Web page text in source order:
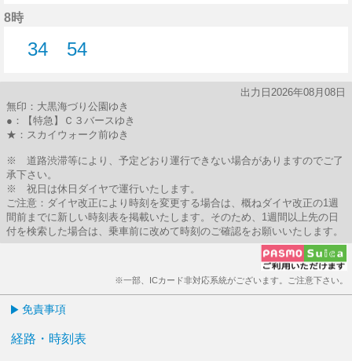
8時
34
54
出力日2026年08月08日
無印：大黒海づり公園ゆき
●：【特急】Ｃ３バースゆき
★：スカイウォーク前ゆき
※ 道路渋滞等により、予定どおり運行できない場合がありますのでご了
承下さい。
※ 祝日は休日ダイヤで運行いたします。
ご注意：ダイヤ改正により時刻を変更する場合は、概ねダイヤ改正の1週
間前までに新しい時刻表を掲載いたします。そのため、1週間以上先の日
付を検索した場合は、乗車前に改めて時刻のご確認をお願いいたします。
※一部、ICカード非対応系統がございます。ご注意下さい。
免責事項
経路・時刻表